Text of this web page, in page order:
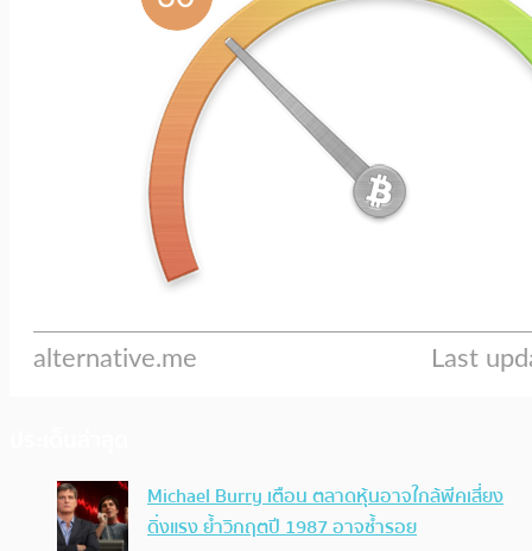
Michael Burry เตือน ตลาดหุ้นอาจใกล้พีคเสี่ยง
ดิ่งแรง ย้ำวิกฤตปี 1987 อาจซ้ำรอย